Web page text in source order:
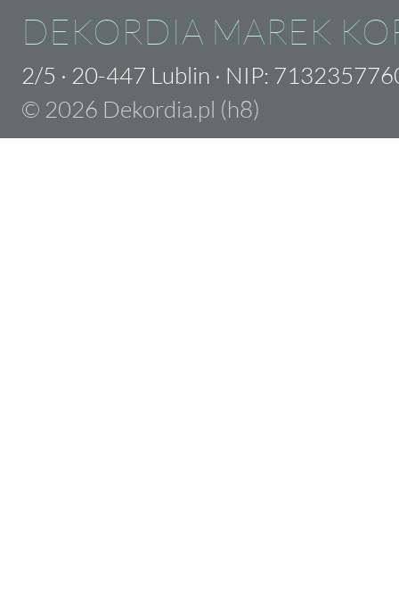
DEKORDIA MAREK
2/5 · 20-447 Lublin · NIP:
© 2026 Dekordia.pl (h8)